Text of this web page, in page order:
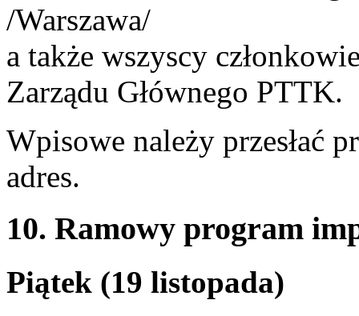
/Warszawa/
a także wszyscy
Zarządu Głównego PTTK.
Wpisowe należy przesłać
adres.
10. Ramowy program
Piątek (19 listopada)